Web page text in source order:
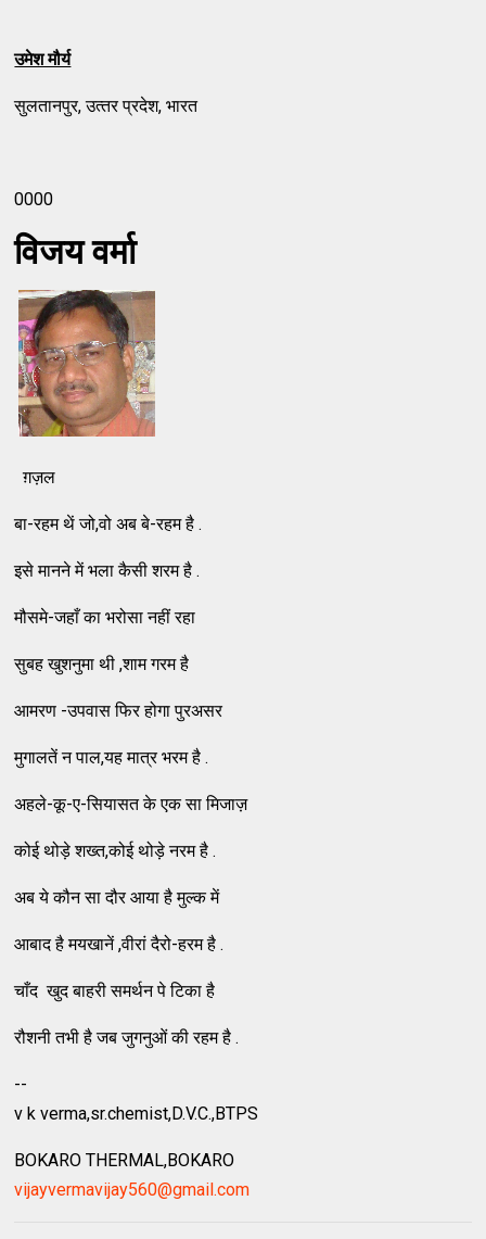
उमेश मौर्य
सुलतानपुर, उत्‍तर प्रदेश, भारत
0000
विजय वर्मा
ग़ज़ल
बा-रहम थें जो,वो अब बे-रहम है .
इसे मानने में भला कैसी शरम है .
मौसमे-जहाँ का भरोसा नहीं रहा
सुबह खुशनुमा थी ,शाम गरम है
आमरण -उपवास फिर होगा पुरअसर
मुगालतें न पाल,यह मात्र भरम है .
अहले-कू-ए-सियासत के एक सा मिजाज़
कोई थोड़े शख्त,कोई थोड़े नरम है .
अब ये कौन सा दौर आया है मुल्क में
आबाद है मयखानें ,वीरां दैरो-हरम है .
चाँद खुद बाहरी समर्थन पे टिका है
रौशनी तभी है जब जुगनुओं की रहम है .
--
v k verma,sr.chemist,D.V.C.,BTPS
BOKARO THERMAL,BOKARO
vijayvermavijay560@gmail.com